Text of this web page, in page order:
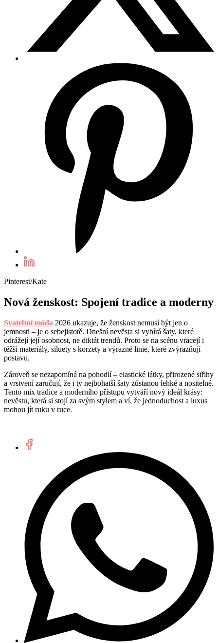
Pinterest/Kate
Nová ženskost: Spojení tradice a moderny
Svatební móda 2026 ukazuje, že ženskost nemusí být jen o
jemnosti – je o sebejistotě. Dnešní nevěsta si vybírá šaty, které
odrážejí její osobnost, ne diktát trendů. Proto se na scénu vracejí i
těžší materiály, siluety s korzety a výrazné linie, které zvýrazňují
postavu.
Zároveň se nezapomíná na pohodlí – elastické látky, přirozené střihy
a vrstvení zaručují, že i ty nejbohatší šaty zůstanou lehké a nositelné.
Tento mix tradice a moderního přístupu vytváří nový ideál krásy:
nevěstu, která si stojí za svým stylem a ví, že jednoduchost a luxus
mohou jít ruku v ruce.